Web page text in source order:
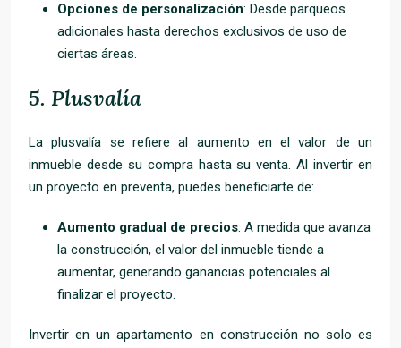
Opciones de personalización: Desde parqueos
adicionales hasta derechos exclusivos de uso de
ciertas áreas.
5. Plusvalía
La plusvalía se refiere al aumento en el valor de un
inmueble desde su compra hasta su venta. Al invertir en
un proyecto en preventa, puedes beneficiarte de:
Aumento gradual de precios: A medida que avanza
la construcción, el valor del inmueble tiende a
aumentar, generando ganancias potenciales al
finalizar el proyecto.
Invertir en un apartamento en construcción no solo es